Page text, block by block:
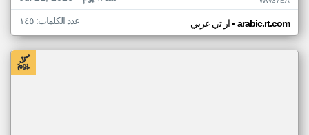
ار تي عربي• arabic.rt.com عدد الكلمات: ١٤٥